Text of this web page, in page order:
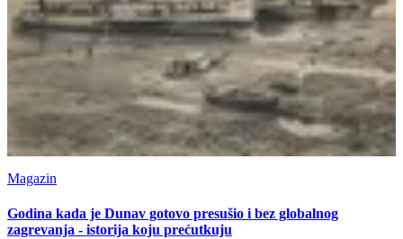
Magazin
Godina kada je Dunav gotovo presušio i bez globalnog
zagrevanja - istorija koju prećutkuju